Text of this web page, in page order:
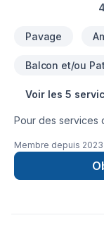
Pavage
Balcon et/ou
Voir les 5
Pour des services
industriel. La compagnie Pavage et Aménagement paysager
Antonio Borsellino
DE GÉNÉRATION EN
Membre depuis 2023